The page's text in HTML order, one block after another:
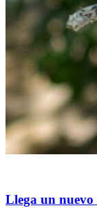
Llega un nuevo